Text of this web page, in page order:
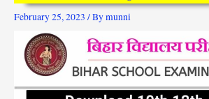
February 25, 2023 / Bymunni